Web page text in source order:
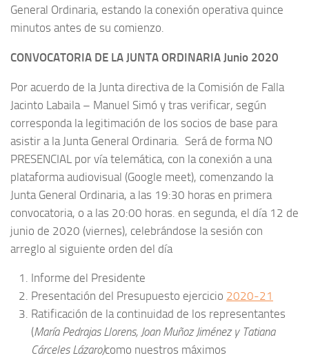
General Ordinaria, estando la conexión operativa quince
minutos antes de su comienzo.
CONVOCATORIA DE LA JUNTA ORDINARIA Junio 2020
Por acuerdo de la Junta directiva de la Comisión de Falla
Jacinto Labaila – Manuel Simó y tras verificar, según
corresponda la legitimación de los socios de base para
asistir a la Junta General Ordinaria. Será de forma NO
PRESENCIAL por vía telemática, con la conexión a una
plataforma audiovisual (Google meet), comenzando la
Junta General Ordinaria, a las 19:30 horas en primera
convocatoria, o a las 20:00 horas. en segunda, el día 12 de
junio de 2020 (viernes), celebrándose la sesión con
arreglo al siguiente orden del día
Informe del Presidente
Presentación del Presupuesto ejercicio ‪2020-21‬
Ratificación de la continuidad de los representantes
(María Pedrajas Llorens, Joan Muñoz Jiménez y Tatiana
Cárceles Lázaro)como nuestros máximos